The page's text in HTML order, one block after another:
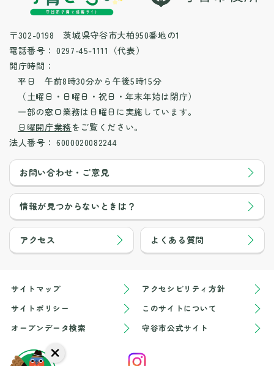
〒302-0198 茨城県守谷市大柏950番地の1
電話番号： 0297-45-1111（代表）
開庁時間：
平日 午前8時30分から午後5時15分
（土曜日・日曜日・祝日・年末年始は閉庁）
一部の窓口業務は日曜日に実施しています。
日曜開庁業務をご覧ください。
法人番号： 6000020082244
お問い合わせ・ご意見
情報が見つからないときは？
アクセス よくある質問
サイトマップ
アクセシビリティ方針
サイトポリシー
このサイトについて
オープンデータ検索
守谷市公式サイト